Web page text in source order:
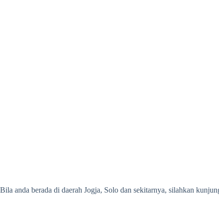
Bila anda berada di daerah Jogja, Solo dan sekitarnya, silahkan